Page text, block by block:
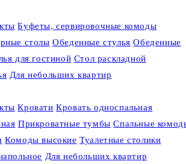
Буфеты, сервировочные комоды
столы Обеденные стулья Обеденные
для гостиной Стол раскладной
Для небольших квартир
Кровати Кровать односпальная
Прикроватные тумбы Спальные
Комоды высокие Туалетные столики
Для небольших квартир